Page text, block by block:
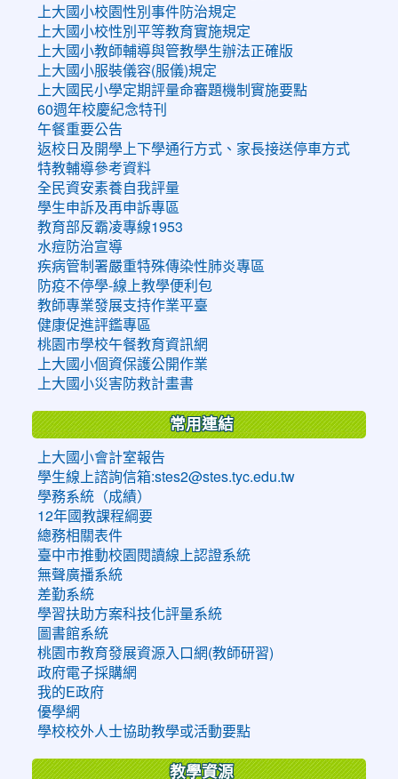
上大國小校園性別事件防治規定
上大國小校性別平等教育實施規定
上大國小教師輔導與管教學生辦法正確版
上大國小服裝儀容(服儀)規定
上大國民小學定期評量命審題機制實施要點
60週年校慶紀念特刊
午餐重要公告
返校日及開學上下學通行方式、家長接送停車方式
特教輔導參考資料
全民資安素養自我評量
學生申訴及再申訴專區
教育部反霸凌專線1953
水痘防治宣導
疾病管制署嚴重特殊傳染性肺炎專區
防疫不停學-線上教學便利包
教師專業發展支持作業平臺
健康促進評鑑專區
桃園市學校午餐教育資訊網
上大國小個資保護公開作業
上大國小災害防救計畫書
常用連結
上大國小會計室報告
學生線上諮詢信箱:stes2@stes.tyc.edu.tw
學務系統（成績）
12年國教課程綱要
總務相關表件
臺中市推動校園閱讀線上認證系統
無聲廣播系統
差勤系統
學習扶助方案科技化評量系統
圖書館系統
桃園市教育發展資源入口網(教師研習)
政府電子採購網
我的E政府
優學網
學校校外人士協助教學或活動要點
教學資源